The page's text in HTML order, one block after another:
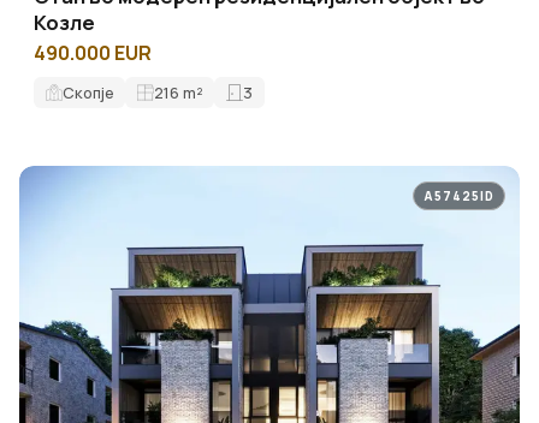
Козле
490.000 EUR
Скопје 216 m² 3
A57425ID